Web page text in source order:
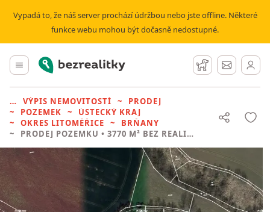
Vypadá to, že náš server prochází údržbou nebo jste offline. Některé
funkce webu mohou být dočasně nedostupné.
Hlavní menu
Bezrealitky Hlídací pes
Zprávy
VÝPIS NEMOVITOSTÍ
PRODEJ
POZEMEK
ÚSTECKÝ KRAJ
OKRES LITOMĚŘICE
BRŇANY
PRODEJ POZEMKU • 3770 M² BEZ REALITKY